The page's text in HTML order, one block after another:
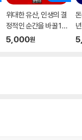
위대한 유산, 인생의 결
정적인 순간을 바꿀 10
0책
5,000원